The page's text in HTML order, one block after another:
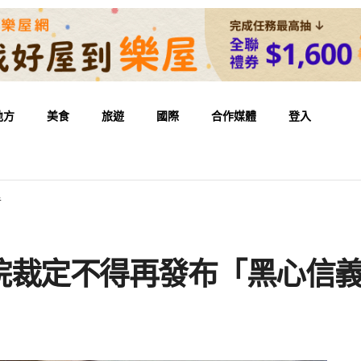
方 美食 旅遊 國際 合作媒體 登入
定不得再發布「黑心信